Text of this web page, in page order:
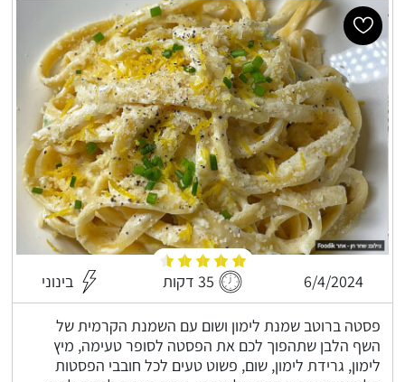
6/4/2024 35 דקות בינוני
פסטה ברוטב שמנת לימון ושום עם השמנת הקרמית של
השף הלבן שתהפוך לכם את הפסטה לסופר טעימה, מיץ
לימון, גרידת לימון, שום, פשוט טעים לכל חובבי הפסטות